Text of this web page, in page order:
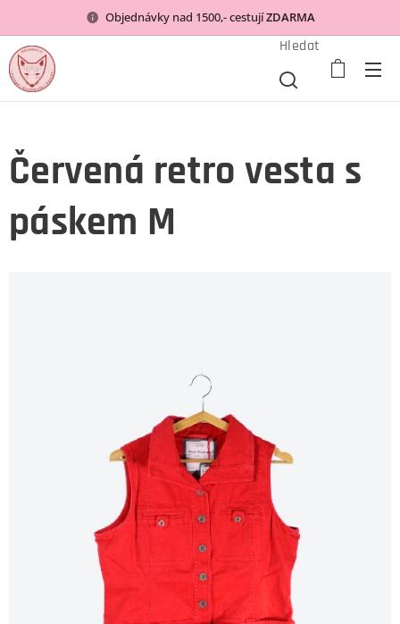
Objednávky nad 1500,- cestujíZDARMA
Hledat
Červená retro vesta s
páskem M